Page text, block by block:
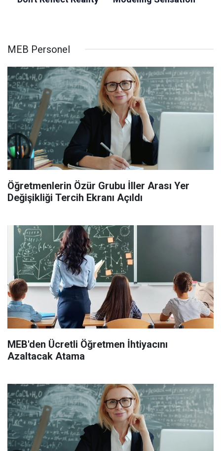
MEB Personel
Öğretmenlerin Özür Grubu İller Arası Yer
Değişikliği Tercih Ekranı Açıldı
MEB'den Ücretli Öğretmen İhtiyacını
Azaltacak Atama